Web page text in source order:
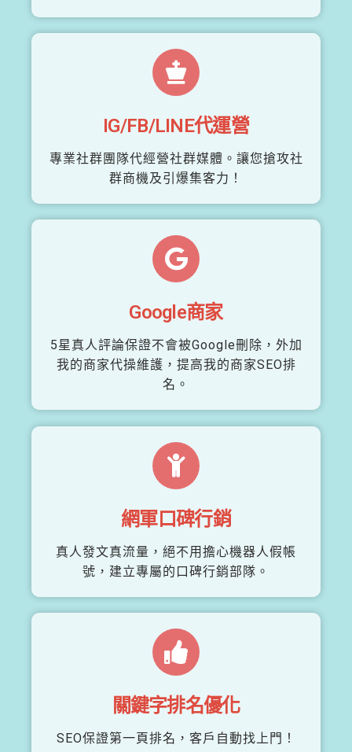
IG/FB/LINE代運營
專業社群團隊代經營社群媒體。讓您搶攻社
群商機及引爆集客力！
Google商家
5星真人評論保證不會被Google刪除，外加
我的商家代操維護，提高我的商家SEO排
名。
網軍口碑行銷
真人發文真流量，絕不用擔心機器人假帳
號，建立專屬的口碑行銷部隊。
關鍵字排名優化
SEO保證第一頁排名，客戶自動找上門！